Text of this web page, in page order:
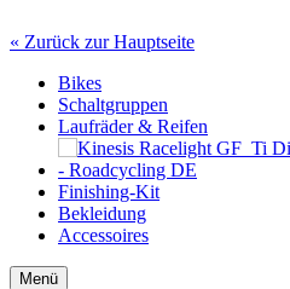
« Zurück zur Hauptseite
Bikes
Schaltgruppen
Laufräder & Reifen
Finishing-Kit
Bekleidung
Accessoires
Menü